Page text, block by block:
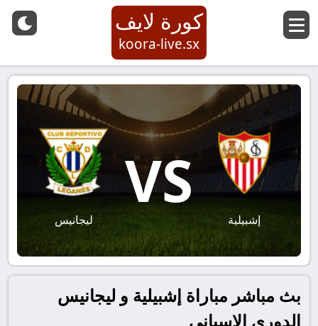
كورة لايف
koora-live.sx
إشبيلية
VS
ليجانيس
بث مباشر مباراة إشبيلية و ليجانيس
الدوري الإسباني